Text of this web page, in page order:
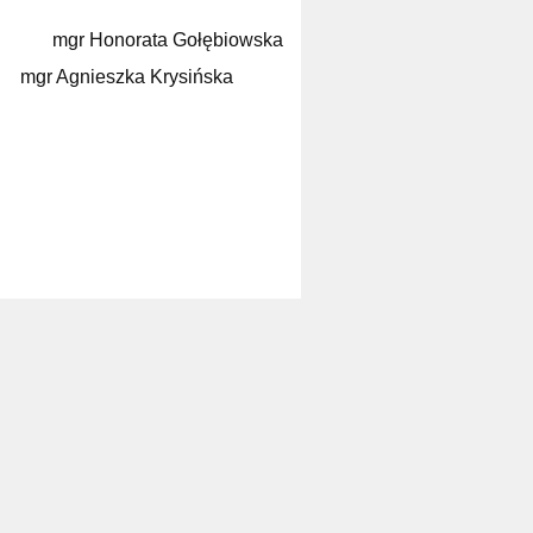
mgr Honorata Gołębiowska
Krysińska